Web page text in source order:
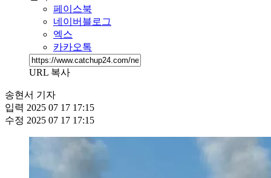
페이스북
네이버블로그
엑스
카카오톡
URL 복사
송현서 기자
입력 2025 07 17 17:15
수정 2025 07 17 17:15